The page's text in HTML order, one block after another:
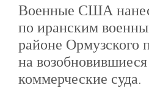
Военные США
по иранским
районе Ормузского
на
коммерческие суда.